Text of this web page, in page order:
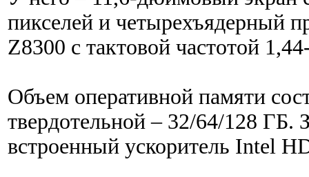
пикселей и четырехъядерный
Z8300 с тактовой частотой
Объем оперативной памяти
твердотельной – 32/64/128 ГБ.
встроенный ускоритель Intel